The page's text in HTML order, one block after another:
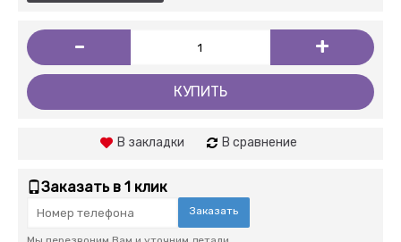
- +
КУПИТЬ
В закладки В сравнение
Заказать в 1 клик
Заказать